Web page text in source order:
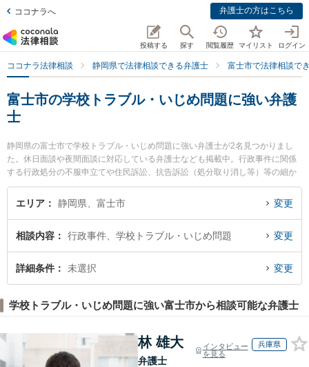
ココナラへ 弁護士の方はこちら
投稿する 探す 閲覧履歴 マイリスト ログイン
ココナラ法律相談 静岡県で法律相談できる弁護士 富士市で法律相談で
富士市の学校トラブル・いじめ問題に強い弁護
士
静岡県の富士市で学校トラブル・いじめ問題に強い弁護士が2名見つかりまし
た。休日面談や夜間面談に対応している弁護士なども掲載中。行政事件に関係
する行政処分の不服申立てや住民訴訟、抗告訴訟（処分取り消し等）等の細か
な分野での絞り込み検索もでき便利です。特に小林法律事務所の小林 扶由樹弁
護士や佐野法律事務所の佐野 良行弁護士のプロフィール情報や弁護士費用、強
め問題のトラブル解決の実績豊富な近くの弁護士を検索したい』『初回相談無
料で学校トラブル・いじめ問題を法律相談できる富士市内の弁護士に相談予約
したい』などでお困りの相談者さんにおすすめです。
エリア 静岡県、富士市 変更
相談内容 行政事件、学校トラブル・いじめ問題 変更
詳細条件 未選択 変更
学校トラブル・いじめ問題に強い富士市から相談可能な弁護士
林 雄大
弁護士
インタビュー
を見る
兵庫県